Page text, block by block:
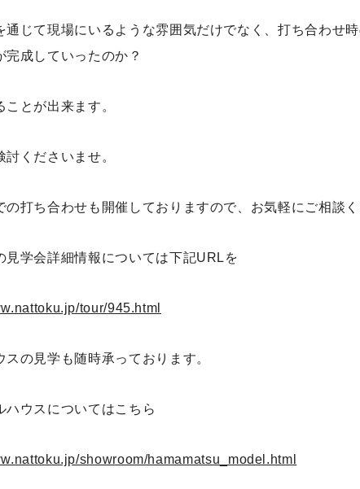
通じて現場にいるような雰囲気だけでなく、打ち合わせ
完成していったのか？
ことが出来ます。
討くださいませ。
の打ち合わせも開催しておりますので、お気軽にご相談く
見学会詳細情報については下記URLを
tour/945.html
スの見学も随時承っております。
ハウスについてはこちら
showroom/hamamatsu_model.html